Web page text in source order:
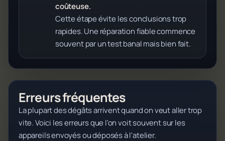
coûteuse.
Cette étape évite les conclusions trop
rapides. Une réparation fiable commence
souvent par un test banal mais bien fait.
Erreurs fréquentes
La plupart des dégâts arrivent quand on veut aller trop
vite. Voici les erreurs que l'on voit souvent sur les
appareils envoyés ou déposés à l'atelier.